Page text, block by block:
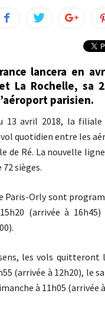
lancera en
La Rochelle, sa
parisien.
13 avril 2018, la filiale
quotidien entre les
de Ré. La nouvelle
72 sièges.
Paris-Orly sont
(arrivée à
les vols quitteront
(arrivée à 12h20), le
à 11h05 (arrivée